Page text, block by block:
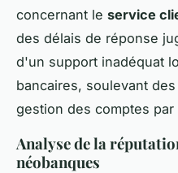
concernant le service
des délais de réponse
d'un support inadéquat
bancaires, soulevant
gestion des comptes par
Analyse de la
néobanques